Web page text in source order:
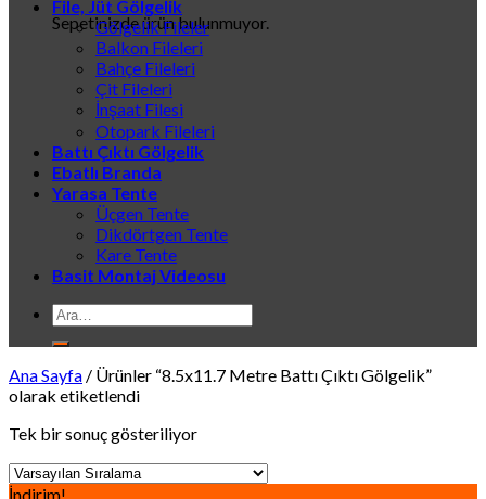
Sepetinizde ürün bulunmuyor.
File, Jüt Gölgelik
Gölgelik Fileler
Balkon Fileleri
Bahçe Fileleri
Çit Fileleri
İnşaat Filesi
Otopark Fileleri
Battı Çıktı Gölgelik
Ebatlı Branda
Yarasa Tente
Üçgen Tente
Dikdörtgen Tente
Kare Tente
Basit Montaj Videosu
Ara:
Ana Sayfa / Ürünler “8.5x11.7 Metre Battı Çıktı Gölgelik”
olarak etiketlendi
Tek bir sonuç gösteriliyor
İndirim!